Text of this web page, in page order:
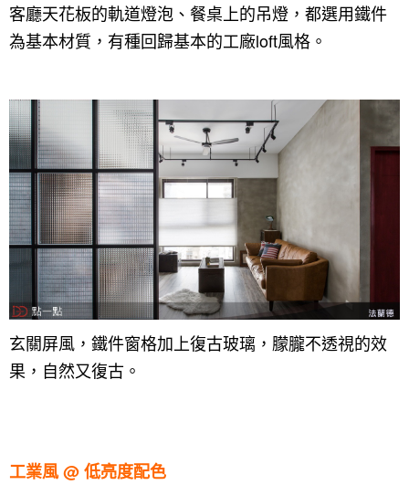
客廳天花板的軌道燈泡、餐桌上的吊燈，都選用鐵件
為基本材質，有種回歸基本的工廠loft風格。
玄關屏風，鐵件窗格加上復古玻璃，朦朧不透視的效
果，自然又復古。
工業風 @ 低亮度配色